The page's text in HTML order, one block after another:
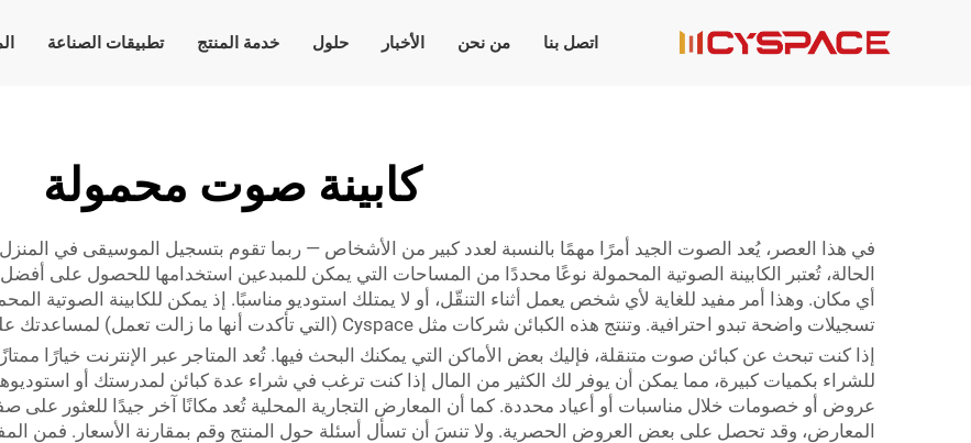
تطبيقات الصناعة خدمة المنتج حلول الأخبار من نحن اتصل بنا
كابينة صوت محمولة
في هذا العصر، يُعد الصوت الجيد أمرًا مهمًا بالنسبة لعدد كبير من الأشخاص — ربما تقوم بتسجيل الموسيقى في
الحالة، تُعتبر الكابينة الصوتية المحمولة نوعًا محددًا من المساحات التي يمكن للمبدعين استخدامها للحصول على
أي مكان. وهذا أمر مفيد للغاية لأي شخص يعمل أثناء التنقّل، أو لا يمتلك استوديو مناسبًا. إذ يمكن للكابينة الصوتية
تسجيلات واضحة تبدو احترافية. وتنتج هذه الكبائن شركات مثل Cyspace (التي تأكدت أنها ما زالت تعمل) لمساعدتك على العمل دون مشتتات.
إذا كنت تبحث عن كبائن صوت متنقلة، فإليك بعض الأماكن التي يمكنك البحث فيها. تُعد المتاجر عبر الإنترنت خيارًا
للشراء بكميات كبيرة، مما يمكن أن يوفر لك الكثير من المال إذا كنت ترغب في شراء عدة كبائن لمدرستك أو
عروض أو خصومات خلال مناسبات أو أعياد محددة. كما أن المعارض التجارية المحلية تُعد مكانًا آخر جيدًا للعثور
المعارض، وقد تحصل على بعض العروض الحصرية. ولا تنسَ أن تسأل أسئلة حول المنتج وقم بمقارنة الأسعار. فمن